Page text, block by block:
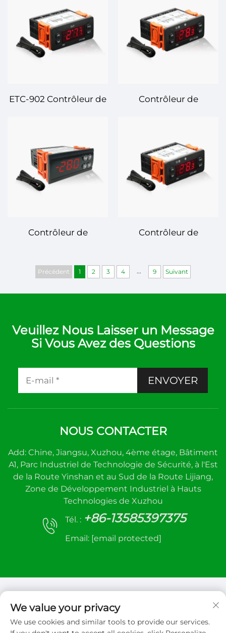
Avancé de la
Température pour une
Précision et une
Efficacité Optimales
à Haute Précision pour
les Systèmes de
Refroidissement et de
Chauffage
ETC-902 Contrôleur de
Précis de la
Température pour des
Applications Variées
Contrôleur de
Précise de la
Température pour les
Systèmes Avancés
Contrôleur de
ECS-974neo – Contrôle
de Température
Avancé avec une
Contrôleur de
ETC-961 – Contrôle
Précis pour
Applications Variées
Précédent 1 2 3 4 ... 9 Suivant
Veuillez Nous Laisser un Message
Si Vous Avez des Questions
ENVOYER
NOUS CONTACTER
Add: Chine, Jiangsu, Xuzhou, 4ème étage, Bâtiment
A1, Parc Industriel de Technologie de Sécurité, à l'Est
de la Route Yinshan et au Sud de la Route Lijiang,
Zone de Développement Industriel à Hauts
Technologies de Xuzhou
Tél. : +86-13585397375
Email: [email protected]
Copyright © 2026 Xuzhou sanhe automatic
We value your privacy
We use cookies and similar tools to provide our services.